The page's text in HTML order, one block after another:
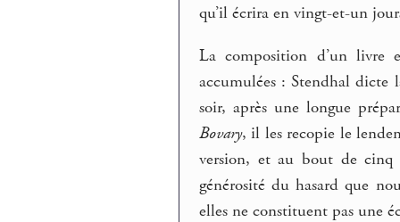
qu’il écrira en vingt-et-un
La composition d’un livre
accumulées : Stendhal dicte
soir, après une longue
Bovary, il les recopie le
version, et au bout de cinq
générosité du hasard que
elles ne constituent pas une